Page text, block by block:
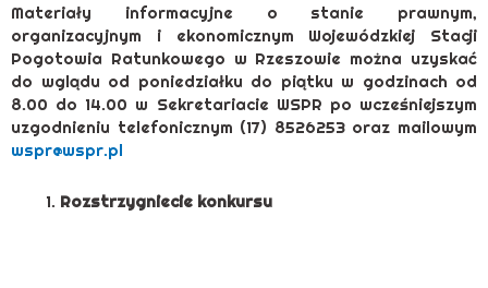
Materiały informacyjne o stanie prawnym,
organizacyjnym i ekonomicznym Wojewódzkiej Stacji
Pogotowia Ratunkowego w Rzeszowie można uzyskać
do wglądu od poniedziałku do piątku w godzinach od
8.00 do 14.00 w Sekretariacie WSPR po wcześniejszym
uzgodnieniu telefonicznym (17) 8526253 oraz mailowym
wspr@wspr.pl
Rozstrzygniecie konkursu